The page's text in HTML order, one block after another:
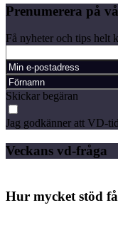
Prenumerera på
Få nyheter och tips helt
Skickar begäran
Jag godkänner att VD-
Veckans vd-fråga
Hur mycket stöd